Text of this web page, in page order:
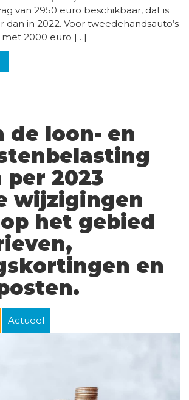
van 2950 euro beschikbaar, dat is
dan in 2022. Voor tweedehandsauto’s
2000 euro […]
de loon- en
2023
wijzigingen
het gebied
en
Actueel